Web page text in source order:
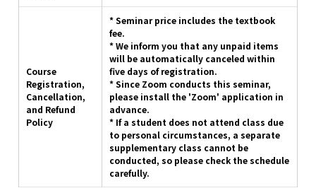
Course
Registration,
Cancellation,
and Refund
Policy
* Seminar price includes the textbook
fee.
* We inform you that any unpaid items
will be automatically canceled within
five days of registration.
* Since Zoom conducts this seminar,
please install the 'Zoom' application in
advance.
* If a student does not attend class due
to personal circumstances, a separate
supplementary class cannot be
conducted, so please check the schedule
carefully.